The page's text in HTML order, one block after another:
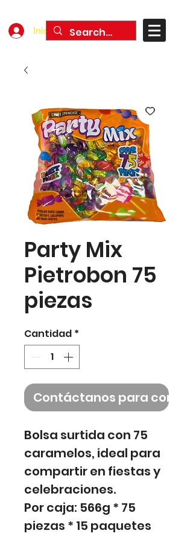
Iniciar sesión
Party Mix
Pietrobon 75
piezas
Cantidad *
Contáctanos para
Bolsa surtida con 75
caramelos, ideal para
compartir en fiestas y
celebraciones.
Por caja: 566g * 75
piezas * 15 paquetes